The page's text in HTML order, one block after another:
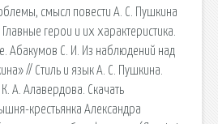
смысл повести А. С. Пушкина
герои и их характеристика.
Абакумов С. И. Из наблюдений над
// Стиль и язык А. С. Пушкина.
А. Алавердова. Скачать
крестьянка Александра